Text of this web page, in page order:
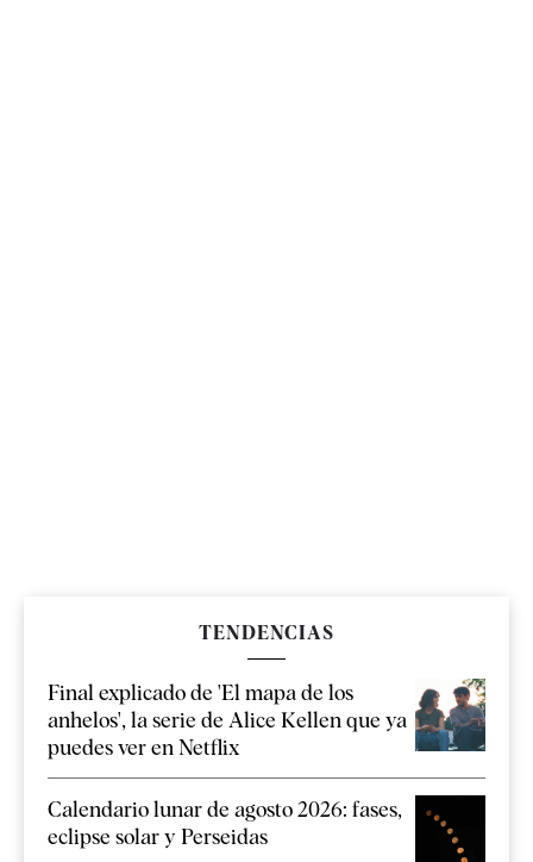
TENDENCIAS
Final explicado de 'El mapa de los
anhelos', la serie de Alice Kellen que ya
puedes ver en Netflix
Calendario lunar de agosto 2026: fases,
eclipse solar y Perseidas